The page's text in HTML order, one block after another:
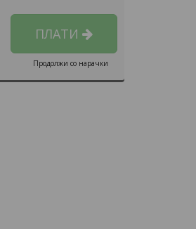
ПЛАТИ
Продолжи со нарачки